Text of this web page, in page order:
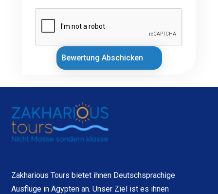
Bewertung Abschicken
Zakharious Tours bietet ihnen Deutschsprachige
Ausflüge in Ägypten an. Unser Ziel ist es ihnen